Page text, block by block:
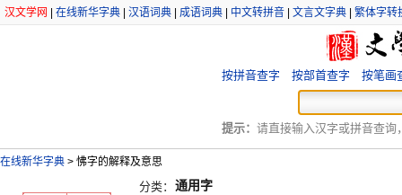
汉文学网 在线新华字典 汉语词典 成语词典 中文转拼音 文言文字典 繁体字转
按拼音查字 按部首查字 按笔画
提示： 请直接输入汉字或拼音查询
在线新华字典 > 怫字的解释及意思
分类： 通用字